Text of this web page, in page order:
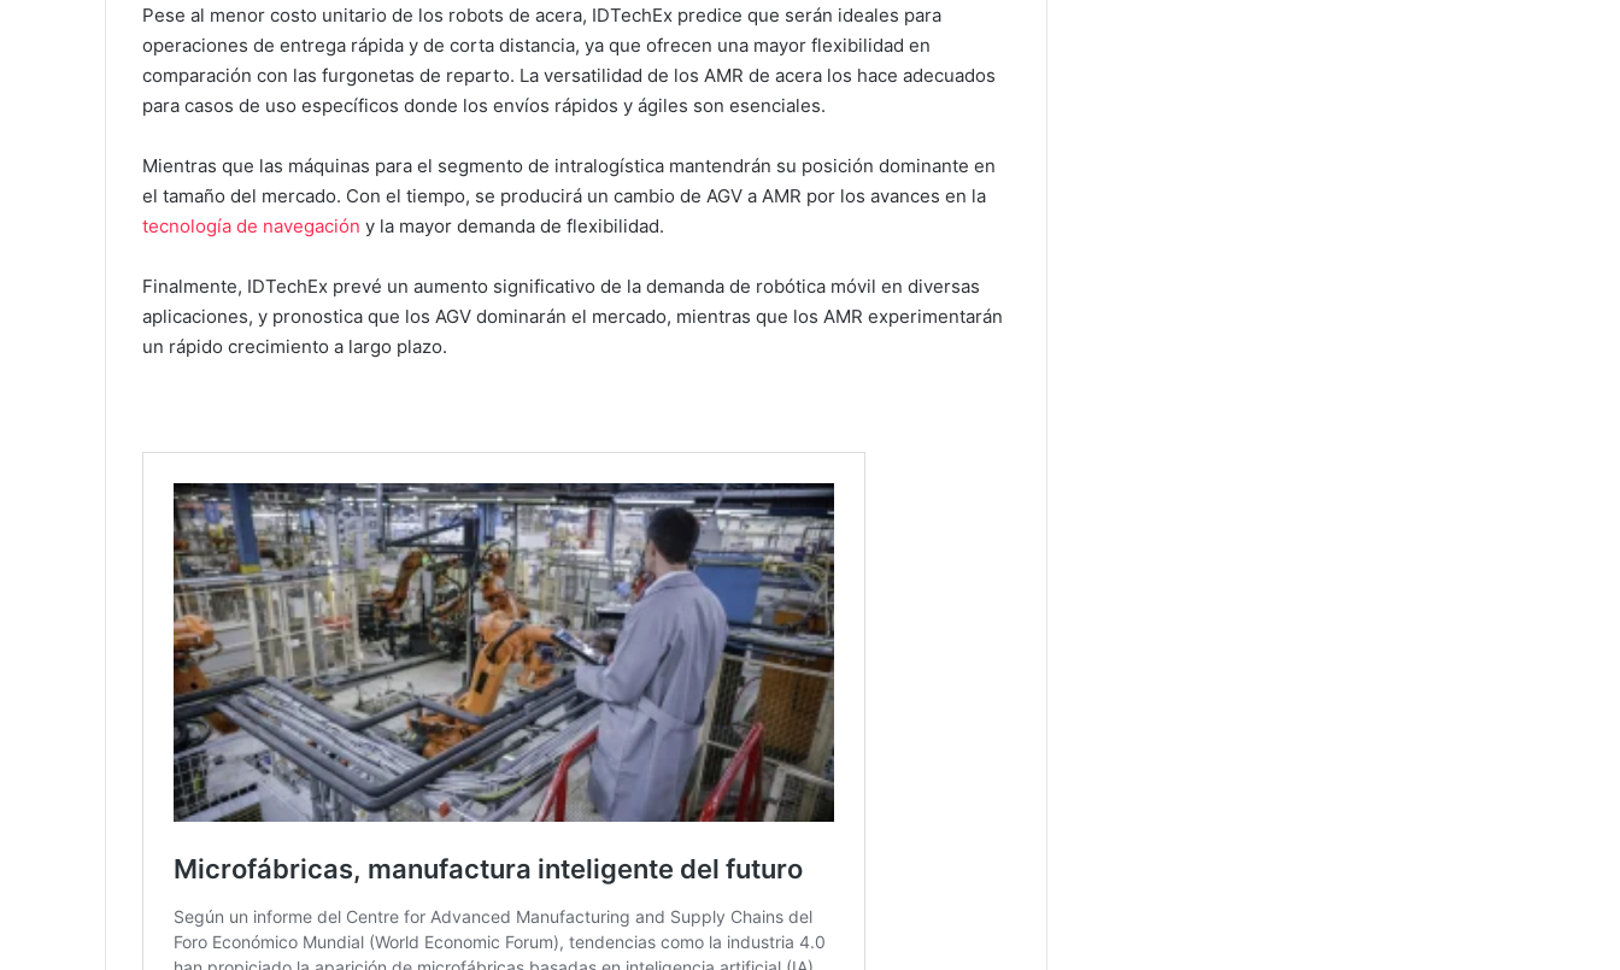
Pese al menor costo unitario de los robots de acera, IDTechEx predice que serán ideales para
operaciones de entrega rápida y de corta distancia, ya que ofrecen una mayor flexibilidad en
comparación con las furgonetas de reparto. La versatilidad de los AMR de acera los hace adecuados
para casos de uso específicos donde los envíos rápidos y ágiles son esenciales.
Mientras que las máquinas para el segmento de intralogística mantendrán su posición dominante en
el tamaño del mercado. Con el tiempo, se producirá un cambio de AGV a AMR por los avances en la
tecnología de navegación y la mayor demanda de flexibilidad.
Finalmente, IDTechEx prevé un aumento significativo de la demanda de robótica móvil en diversas
aplicaciones, y pronostica que los AGV dominarán el mercado, mientras que los AMR experimentarán
un rápido crecimiento a largo plazo.